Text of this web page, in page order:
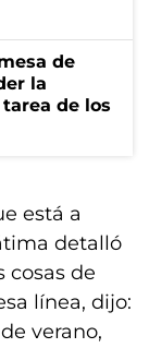
de
la
de los
está a
detalló
cosas de
línea, dijo:
verano,